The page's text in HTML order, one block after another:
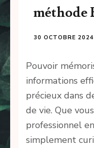
méthode
30 OCTOBRE 2024
Pouvoir
informations
précieux dans
de vie. Que
professionnel
simplement